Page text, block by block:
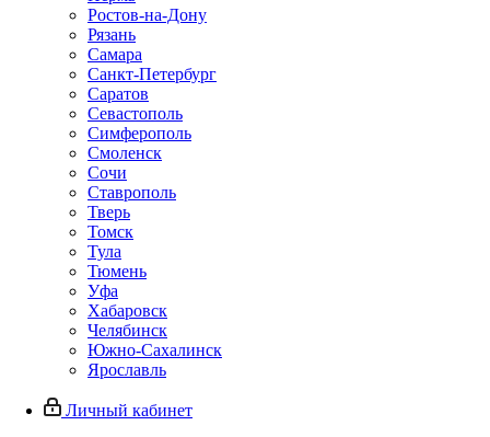
Ростов-на-Дону
Рязань
Самара
Санкт-Петербург
Саратов
Севастополь
Симферополь
Смоленск
Сочи
Ставрополь
Тверь
Томск
Тула
Тюмень
Уфа
Хабаровск
Челябинск
Южно-Сахалинск
Ярославль
Личный кабинет